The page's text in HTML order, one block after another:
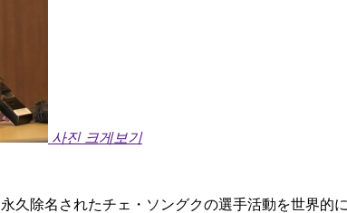
사진 크게보기
久除名されたチェ・ソングクの選手活動を世界的